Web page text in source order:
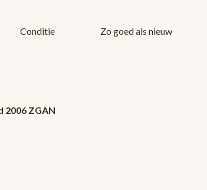
Conditie Zo goed als nieuw
2006 ZGAN